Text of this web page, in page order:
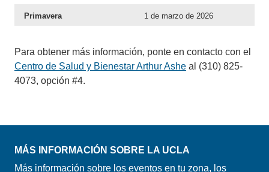
Primavera 1 de marzo de 2026
Para obtener más información, ponte en contacto con el
Centro de Salud y Bienestar Arthur Ashe al (310) 825-
4073, opción #4.
MÁS INFORMACIÓN SOBRE LA UCLA
Más información sobre los eventos en tu zona, los